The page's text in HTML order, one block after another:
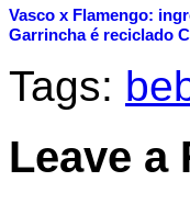
Vasco x Flamengo:
Garrincha é reciclado
Tags:
Leave a